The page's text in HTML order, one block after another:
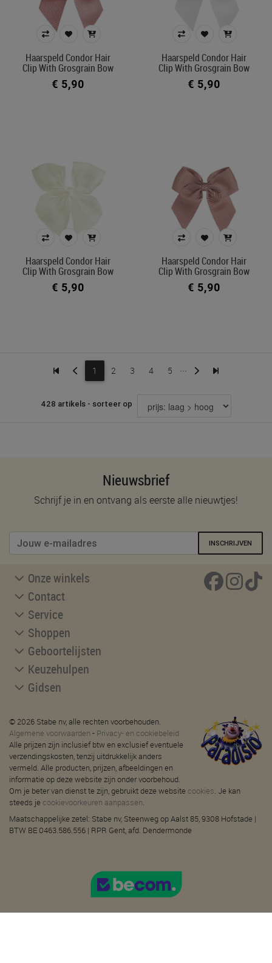
Haarspeld Condor Hair
Clip With Grosgrain Bow
€ 5,90
Haarspeld Condor Hair
Clip With Grosgrain Bow
€ 5,90
Haarspeld Condor Hair
Clip With Grosgrain Bow
€ 5,90
Haarspeld Condor Hair
Clip With Grosgrain Bow
€ 5,90
1 2 3 4 5 ...
428 artikels - sorteer op
Nieuwsbrief
Schrijf je in en ontvang als eerste alle nieuwtjes!
INSCHRIJVEN
Onze winkels
Contact
Service
Shoppen
Geboortelijsten
Keuzehulpen
Gidsen
© 2026 Stabe nv, alle rechten voorbehouden.
Algemene voorwaarden - Privacy- en cookiebeleid
Alle prijzen zijn inclusief btw en exclusief eventuele
verzendingskosten, tenzij uitdrukkelijk anders
vermeld. Alle producten, prijzen, afbeeldingen en
informatie op deze website zijn onder voorbehoud.
Om je beter van dienst te zijn, gebruikt deze website cookies. Je kan
steeds je cookievoorkeuren aanpassen.
Maatschappelijke zetel: Stabe nv, Steenweg op Aalst 85, 9308 Hofstade |
BTW BE 0463.586.556 | RPR Gent, afd. Dendermonde